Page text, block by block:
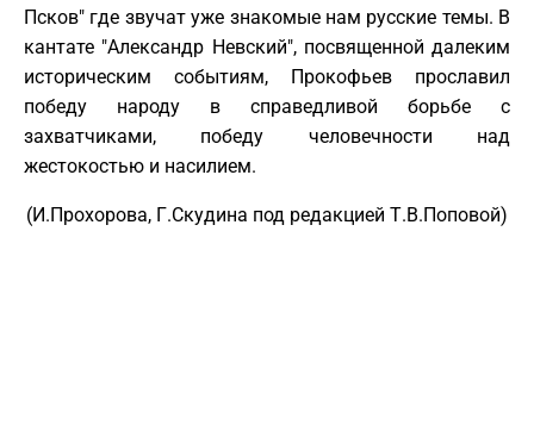
Псков" где звучат уже знакомые нам русские темы. В
кантате "Александр Невский", посвященной далеким
историческим событиям, Прокофьев прославил
победу народу в справедливой борьбе с
захватчиками, победу человечности над
жестокостью и насилием.
(И.Прохорова, Г.Скудина под редакцией Т.В.Поповой)